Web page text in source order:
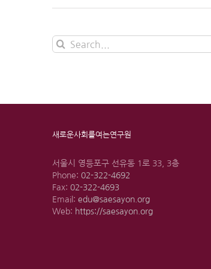
Search
for:
새로운사회를여는연구원
서울시 영등포구 선유동 1로 33, 3층
Phone: 02-322-4692
Fax: 02-322-4693
Email: edu@saesayon.org
Web: https://saesayon.org